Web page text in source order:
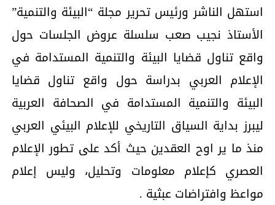
استهل الناشر ورئيس تحرير مجلة “البيئة والتنمية”
الأستاذ نجيب صعب سلسلة عروض الجلسات حول
واقع تناول قضايا البيئة والتنمية المستدامة في
الإعلام العربي بدراسة حول واقع تناول قضايا
البيئة والتنمية المستدامة في الصحافة العربية
ليبرز بداية السياق التاريخي للإعلام البيئي العربي
منذ ما ير اوح العقدين حيث أكد على تطور الإعلام
العصري كإعلام معلومات وتحليل، وليس إعلام
مواعظ وافتراضات عبثية .